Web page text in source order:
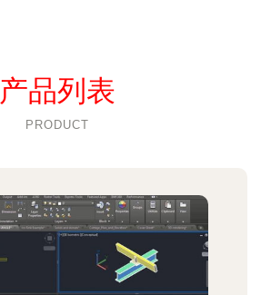
产品列表
PRODUCT